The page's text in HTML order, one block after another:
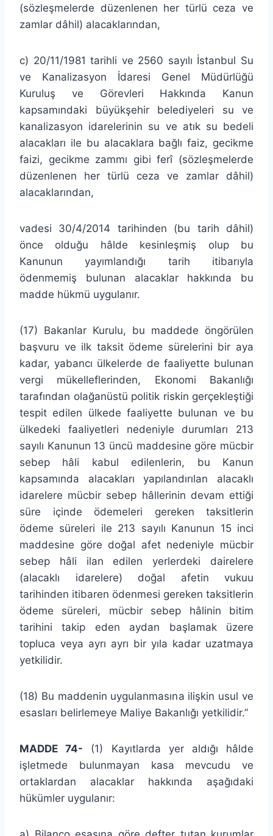
(sözleşmelerde düzenlenen her türlü ceza ve
zamlar dâhil) alacaklarından,
c) 20/11/1981 tarihli ve 2560 sayılı İstanbul Su
ve Kanalizasyon İdaresi Genel Müdürlüğü
Kuruluş ve Görevleri Hakkında Kanun
kapsamındaki büyükşehir belediyeleri su ve
kanalizasyon idarelerinin su ve atık su bedeli
alacakları ile bu alacaklara bağlı faiz, gecikme
faizi, gecikme zammı gibi ferî (sözleşmelerde
düzenlenen her türlü ceza ve zamlar dâhil)
alacaklarından,
vadesi 30/4/2014 tarihinden (bu tarih dâhil)
önce olduğu hâlde kesinleşmiş olup bu
Kanunun yayımlandığı tarih itibarıyla
ödenmemiş bulunan alacaklar hakkında bu
madde hükmü uygulanır.
(17) Bakanlar Kurulu, bu maddede öngörülen
başvuru ve ilk taksit ödeme sürelerini bir aya
kadar, yabancı ülkelerde de faaliyette bulunan
vergi mükelleflerinden, Ekonomi Bakanlığı
tarafından olağanüstü politik riskin gerçekleştiği
tespit edilen ülkede faaliyette bulunan ve bu
ülkedeki faaliyetleri nedeniyle durumları 213
sayılı Kanunun 13 üncü maddesine göre mücbir
sebep hâli kabul edilenlerin, bu Kanun
kapsamında alacakları yapılandırılan alacaklı
idarelere mücbir sebep hâllerinin devam ettiği
süre içinde ödemeleri gereken taksitlerin
ödeme süreleri ile 213 sayılı Kanunun 15 inci
maddesine göre doğal afet nedeniyle mücbir
sebep hâli ilan edilen yerlerdeki dairelere
(alacaklı idarelere) doğal afetin vukuu
tarihinden itibaren ödenmesi gereken taksitlerin
ödeme süreleri, mücbir sebep hâlinin bitim
tarihini takip eden aydan başlamak üzere
topluca veya ayrı ayrı bir yıla kadar uzatmaya
yetkilidir.
(18) Bu maddenin uygulanmasına ilişkin usul ve
esasları belirlemeye Maliye Bakanlığı yetkilidir.”
MADDE 74- (1) Kayıtlarda yer aldığı hâlde
işletmede bulunmayan kasa mevcudu ve
ortaklardan alacaklar hakkında aşağıdaki
hükümler uygulanır: